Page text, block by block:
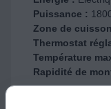
Puissance :
Zone de
Thermostat
Température
Rapidité de